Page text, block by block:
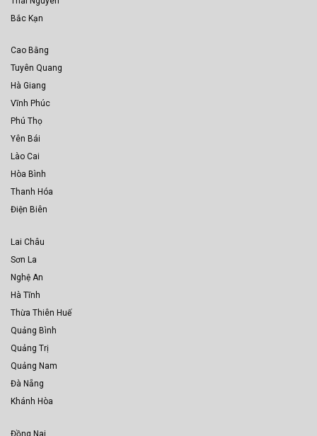
Bắc Kạn
Cao Bằng
Tuyên Quang
Hà Giang
Vĩnh Phúc
Phú Thọ
Yên Bái
Lào Cai
Hòa Bình
Thanh Hóa
Điện Biên
Lai Châu
Sơn La
Nghệ An
Hà Tĩnh
Thừa Thiên Huế
Quảng Bình
Quảng Trị
Quảng Nam
Đà Nẵng
Khánh Hòa
Đồng Nai